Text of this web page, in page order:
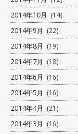
2014年10月 (14)
2014年9月 (22)
2014年8月 (19)
2014年7月 (18)
2014年6月 (16)
2014年5月 (16)
2014年4月 (21)
2014年3月 (16)